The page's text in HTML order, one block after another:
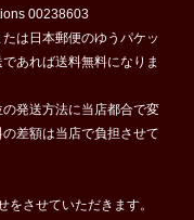
00238603
は日本郵便のゆうパケッ
あれば送料無料になりま
発送方法に当店都合で変
差額は当店で負担させて
させていただきます。